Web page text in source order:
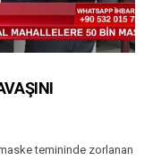
temininde zorlanan